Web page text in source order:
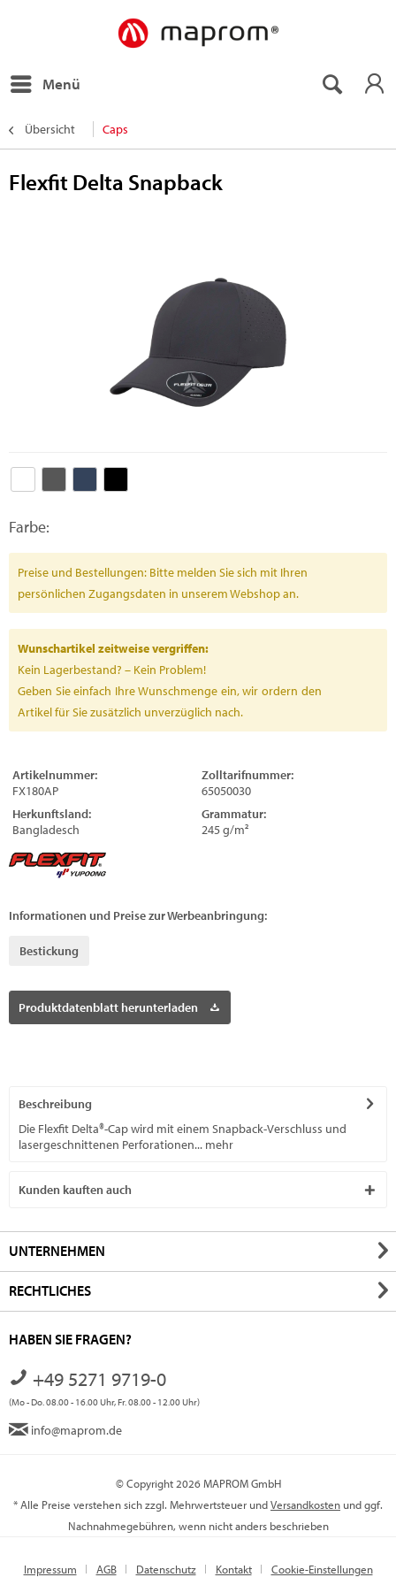
Menü
Übersicht Caps
Flexfit Delta Snapback
Farbe:
Preise und Bestellungen: Bitte melden Sie sich mit Ihren
persönlichen Zugangsdaten in unserem Webshop an.
Wunschartikel zeitweise vergriffen:
Kein Lagerbestand? – Kein Problem!
Geben Sie einfach Ihre Wunschmenge ein, wir ordern den
Artikel für Sie zusätzlich unverzüglich nach.
Artikelnummer:
FX180AP
Zolltarifnummer:
65050030
Herkunftsland:
Bangladesch
Grammatur:
245 g/m²
Informationen und Preise zur Werbeanbringung:
Bestickung
Produktdatenblatt herunterladen
Beschreibung
Die Flexfit Delta®-Cap wird mit einem Snapback-Verschluss und
lasergeschnittenen Perforationen... mehr
Kunden kauften auch
UNTERNEHMEN
RECHTLICHES
HABEN SIE FRAGEN?
+49 5271 9719-0
(Mo - Do. 08.00 - 16.00 Uhr, Fr. 08.00 - 12.00 Uhr)
info@maprom.de
© Copyright 2026 MAPROM GmbH
* Alle Preise verstehen sich zzgl. Mehrwertsteuer undVersandkosten und ggf.
Nachnahmegebühren, wenn nicht anders beschrieben
Impressum AGB Datenschutz Kontakt Cookie-Einstellungen